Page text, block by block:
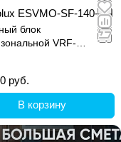
ESVMO-SF-140-SH
блок
VRF-
серия Step Free
руб.
В корзину